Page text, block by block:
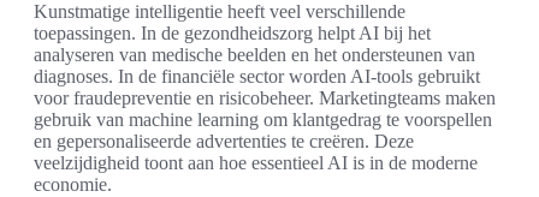
Kunstmatige intelligentie heeft veel verschillende
toepassingen. In de gezondheidszorg helpt AI bij het
analyseren van medische beelden en het ondersteunen van
diagnoses. In de financiële sector worden AI-tools gebruikt
voor fraudepreventie en risicobeheer. Marketingteams maken
gebruik van machine learning om klantgedrag te voorspellen
en gepersonaliseerde advertenties te creëren. Deze
veelzijdigheid toont aan hoe essentieel AI is in de moderne
economie.